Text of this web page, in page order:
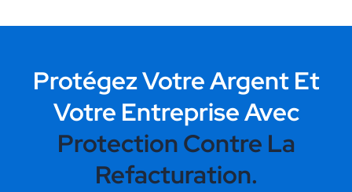
Protégez Votre Argent Et
Votre Entreprise Avec
Protection Contre La
Refacturation.